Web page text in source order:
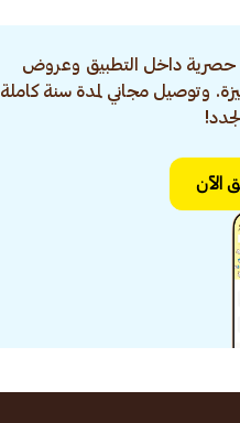
حصرية داخل التطبيق وعروض
وتوصيل مجاني لمدة سنة كاملة
الآن